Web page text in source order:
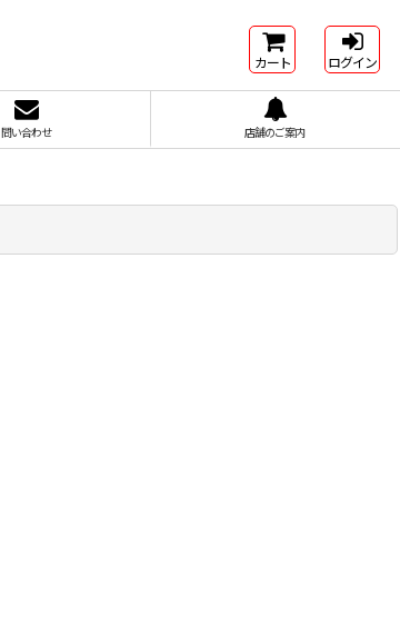
カート ログイン
問い合わせ 店舗のご案内